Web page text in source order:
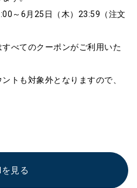
～6月25日（木）23:59（注文
べてのクーポンがご利用いた
トも対象外となりますので、
見る